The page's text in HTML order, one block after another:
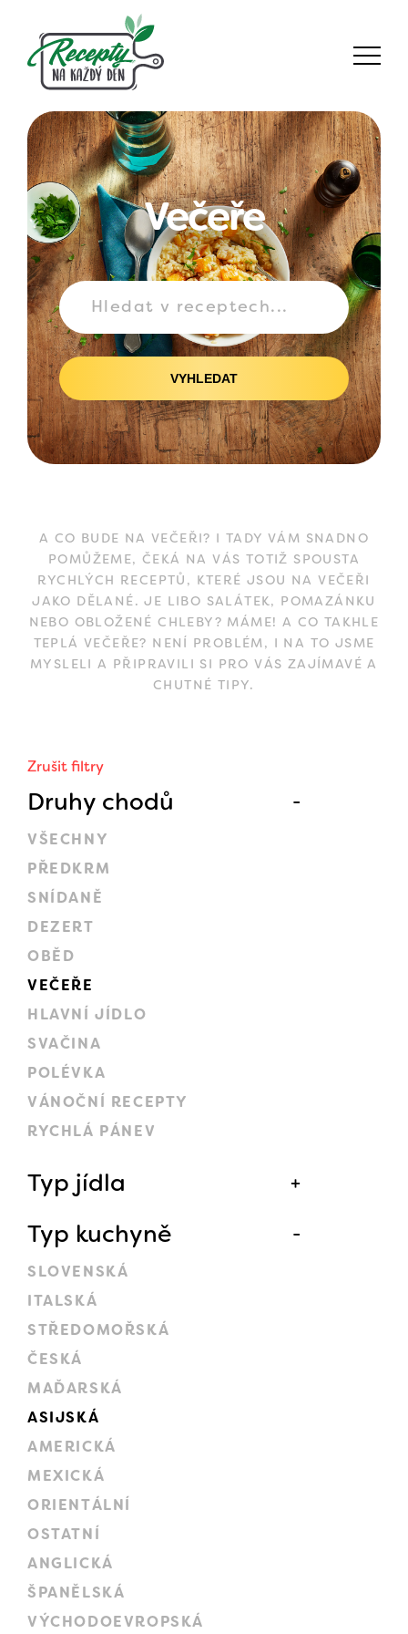
Večeře
VYHLEDAT
Zrušit filtry
Druhy chodů
VŠECHNY
PŘEDKRM
SNÍDANĚ
DEZERT
OBĚD
VEČEŘE
HLAVNÍ JÍDLO
SVAČINA
POLÉVKA
VÁNOČNÍ RECEPTY
RYCHLÁ PÁNEV
Typ jídla
Typ kuchyně
SLOVENSKÁ
ITALSKÁ
STŘEDOMOŘSKÁ
ČESKÁ
MAĎARSKÁ
ASIJSKÁ
AMERICKÁ
MEXICKÁ
ORIENTÁLNÍ
OSTATNÍ
ANGLICKÁ
ŠPANĚLSKÁ
VÝCHODOEVROPSKÁ
A CO BUDE NA VEČEŘI? I TADY VÁM SNADNO
POMŮŽEME, ČEKÁ NA VÁS TOTIŽ SPOUSTA
RYCHLÝCH RECEPTŮ, KTERÉ JSOU NA VEČEŘI
JAKO DĚLANÉ. JE LIBO SALÁTEK, POMAZÁNKU
NEBO OBLOŽENÉ CHLEBY? MÁME! A CO TAKHLE
TEPLÁ VEČEŘE? NENÍ PROBLÉM, I NA TO JSME
MYSLELI A PŘIPRAVILI SI PRO VÁS ZAJÍMAVÉ A
CHUTNÉ TIPY.